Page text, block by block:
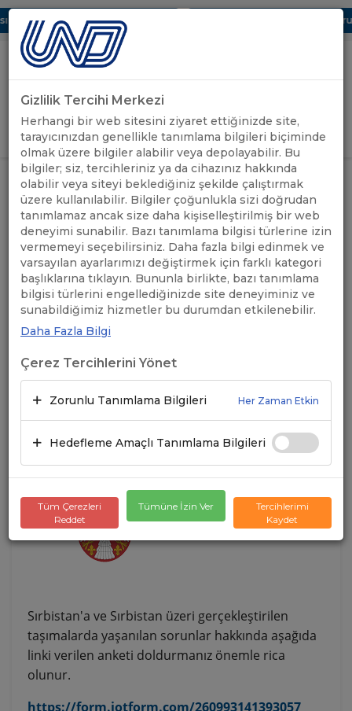
Dijital UBAK Bölümü Hakkında UND, Yunanistan Vize
Uluslararası Nakliyeciler Derneği
GİRİŞ YAP
ANASAYFA /
ÖNEMLİ
DUYURULAR
/
SIRBİSTAN'A VE SIRBİSTAN ÜZERİ
GERÇEKLEŞTİRİLEN
TAŞIMALARDA YAŞANILAN
SORUNLAR HAKKINDA ANKET
SIRBİSTAN'A VE SIRBİSTAN
ÜZERİ GERÇEKLEŞTİRİLEN
TAŞIMALARDA YAŞANILAN
ANKET
10.04.2026 A+ A-
Sırbistan'a ve Sırbistan üzeri gerçekleştirilen
taşımalarda yaşanılan sorunlar hakkında aşağıda
linki verilen anketi doldurmanız önemle rica
olunur.
https://form.jotform.com/260993141393057
Gizlilik Tercihi Merkezi
Herhangi bir web sitesini ziyaret ettiğinizde site,
tarayıcınızdan genellikle tanımlama bilgileri biçiminde
olmak üzere bilgiler alabilir veya depolayabilir. Bu
bilgiler; siz, tercihleriniz ya da cihazınız hakkında
olabilir veya siteyi beklediğiniz şekilde çalıştırmak
üzere kullanılabilir. Bilgiler çoğunlukla sizi doğrudan
tanımlamaz ancak size daha kişiselleştirilmiş bir web
deneyimi sunabilir. Bazı tanımlama bilgisi türlerine izin
vermemeyi seçebilirsiniz. Daha fazla bilgi edinmek ve
varsayılan ayarlarımızı değiştirmek için farklı kategori
başlıklarına tıklayın. Bununla birlikte, bazı tanımlama
bilgisi türlerini engellediğinizde site deneyiminiz ve
sunabildiğimiz hizmetler bu durumdan etkilenebilir.
Daha Fazla Bilgi
Çerez Tercihlerini Yönet
Zorunlu Tanımlama Bilgileri Her Zaman Etkin
Hedefleme Amaçlı Tanımlama Bilgileri
Tüm Çerezleri
Reddet
Tümüne İzin Ver
Tercihlerimi
Kaydet